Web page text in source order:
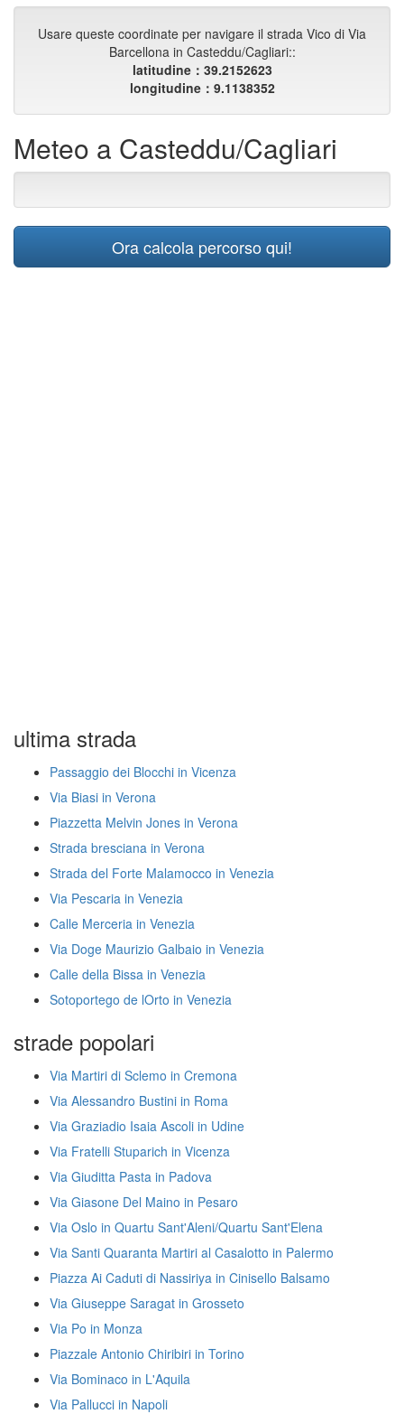
Usare queste coordinate per navigare il strada Vico di Via
Barcellona in Casteddu/Cagliari::
latitudine：39.2152623
longitudine：9.1138352
Meteo a Casteddu/Cagliari
Ora calcola percorso qui!
ultima strada
Passaggio dei Blocchi in Vicenza
Via Biasi in Verona
Piazzetta Melvin Jones in Verona
Strada bresciana in Verona
Strada del Forte Malamocco in Venezia
Via Pescaria in Venezia
Calle Merceria in Venezia
Via Doge Maurizio Galbaio in Venezia
Calle della Bissa in Venezia
Sotoportego de lOrto in Venezia
strade popolari
Via Martiri di Sclemo in Cremona
Via Alessandro Bustini in Roma
Via Graziadio Isaia Ascoli in Udine
Via Fratelli Stuparich in Vicenza
Via Giuditta Pasta in Padova
Via Giasone Del Maino in Pesaro
Via Oslo in Quartu Sant'Aleni/Quartu Sant'Elena
Via Santi Quaranta Martiri al Casalotto in Palermo
Piazza Ai Caduti di Nassiriya in Cinisello Balsamo
Via Giuseppe Saragat in Grosseto
Via Po in Monza
Piazzale Antonio Chiribiri in Torino
Via Bominaco in L'Aquila
Via Pallucci in Napoli